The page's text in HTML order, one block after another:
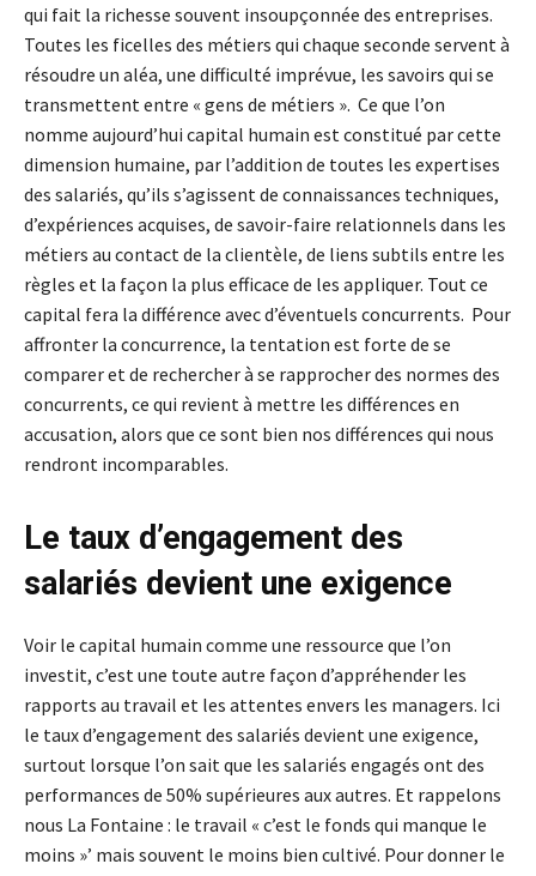
qui fait la richesse souvent insoupçonnée des entreprises.
Toutes les ficelles des métiers qui chaque seconde servent à
résoudre un aléa, une difficulté imprévue, les savoirs qui se
transmettent entre « gens de métiers ». Ce que l’on
nomme aujourd’hui capital humain est constitué par cette
dimension humaine, par l’addition de toutes les expertises
des salariés, qu’ils s’agissent de connaissances techniques,
d’expériences acquises, de savoir-faire relationnels dans les
métiers au contact de la clientèle, de liens subtils entre les
règles et la façon la plus efficace de les appliquer. Tout ce
capital fera la différence avec d’éventuels concurrents. Pour
affronter la concurrence, la tentation est forte de se
comparer et de rechercher à se rapprocher des normes des
concurrents, ce qui revient à mettre les différences en
accusation, alors que ce sont bien nos différences qui nous
rendront incomparables.
Le taux d’engagement des
salariés devient une exigence
Voir le capital humain comme une ressource que l’on
investit, c’est une toute autre façon d’appréhender les
rapports au travail et les attentes envers les managers. Ici
le taux d’engagement des salariés devient une exigence,
surtout lorsque l’on sait que les salariés engagés ont des
performances de 50% supérieures aux autres. Et rappelons
nous La Fontaine : le travail « c’est le fonds qui manque le
moins »’ mais souvent le moins bien cultivé. Pour donner le